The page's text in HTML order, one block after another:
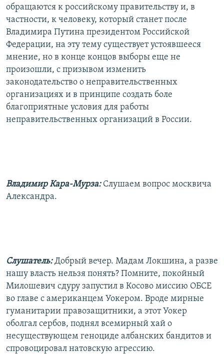
обращаются к российскому правительству и, в
частности, к человеку, который станет после
Владимира Путина президентом Российской
Федерации, на эту тему существует устоявшееся
мнение, но в конце концов выборы еще не
произошли, с призывом изменить
законодательство о неправительственных
организациях и в принципе создать боле
благоприятные условия для работы
неправительственных организаций в России.
Владимир Кара-Мурза: Слушаем вопрос москвича
Александра.
Слушатель:Добрый вечер. Мадам Локшина, а разве
нашу власть нельзя понять? Помните, покойный
Милошевич сдуру запустил в Косово миссию ОБСЕ
во главе с американцем Уокером. Вроде мирные
гуманитарии правозащитники, а этот Уокер
оболгал сербов, поднял всемирный хай о
несуществующем геноциде албанских бандитов и
спровоцировал натовскую агрессию.